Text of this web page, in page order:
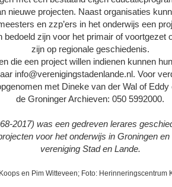
nieuwe projecten. Naast organisaties
en zzp’ers in het onderwijs een
bedoeld zijn voor het primair of voortgezet
zijn op regionale geschiedenis.
die een project willen indienen kunnen
info@verenigingstadenlande.nl. Voor
met Dineke van der Wal of Eddy
de Groninger Archieven: 050 5992000.
2017) was een gedreven lerares
voor het onderwijs in Groningen
vereniging Stad en Lande.
en Pim Witteveen; Foto: Herinneringscentrum